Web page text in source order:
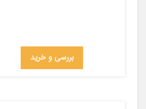
بررسی و خرید